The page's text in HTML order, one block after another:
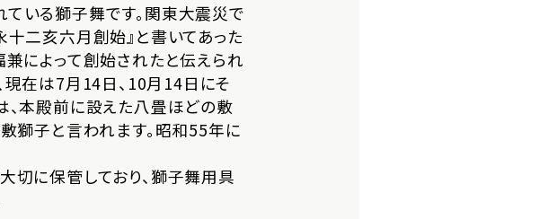
いる獅子舞です。関東大震災で
二亥六月創始』と書いてあった
によって創始されたと伝えられ
現在は7月14日、10月14日にそ
、本殿前に設えた八畳ほどの敷
獅子と言われます。昭和55年に
に保管しており、獅子舞用具